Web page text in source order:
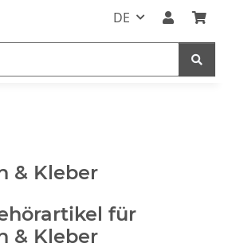
DE
& Kleber
für
& Kleber